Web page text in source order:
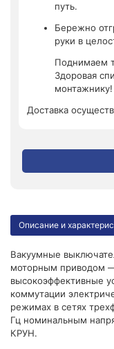
путь.
Бережно
руки в
Поднимаем
Здоровая
монтажнику!
Доставка
Описание и
Вакуумные
моторным приводом
высокоэффективные
коммутации
режимах в сетях
Гц номинальным
КРУН.